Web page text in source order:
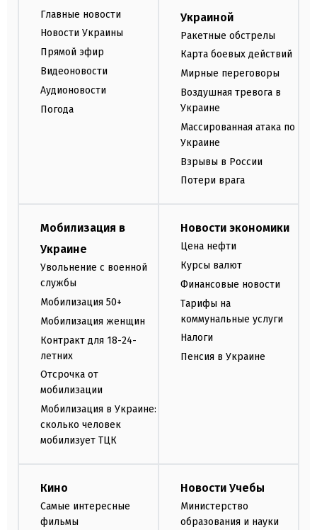
Главные новости
Новости Украины
Прямой эфир
Видеоновости
Аудионовости
Погода
Украиной
Ракетные обстрелы
Карта боевых действий
Мирные переговоры
Воздушная тревога в
Украине
Массированная атака по
Украине
Взрывы в России
Потери врага
Мобилизация в
Украине
Увольнение с военной
службы
Мобилизация 50+
Мобилизация женщин
Контракт для 18-24-
летних
Отсрочка от
мобилизации
Мобилизация в Украине:
сколько человек
мобилизует ТЦК
Новости экономики
Цена нефти
Курсы валют
Финансовые новости
Тарифы на
коммунальные услуги
Налоги
Пенсия в Украине
Кино
Самые интересные
фильмы
Новости Учебы
Министерство
образования и науки